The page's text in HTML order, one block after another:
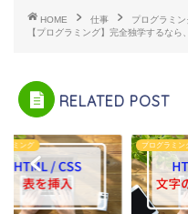
HOME 仕事
プログラミン
【プログラミング】完全独学するな
RELATED POST
ラミング プログラミン